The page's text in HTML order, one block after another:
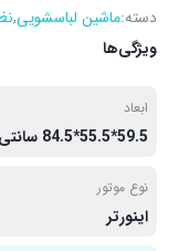
دسته:ماشین لباسشویی,
ویژگی‌ها
ابعاد
59.5*55.5*84.5 سانتی متر
نوع موتور
اینورتر